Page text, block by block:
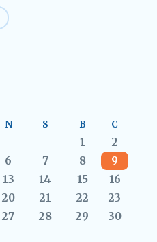
N S B C
1
2
6 7 8
9
13 14 15
16
20 21 22
23
27 28 29
30